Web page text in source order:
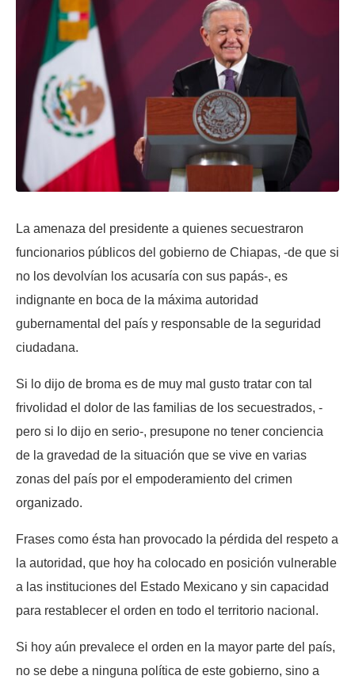
La amenaza del presidente a quienes secuestraron
funcionarios públicos del gobierno de Chiapas, -de que si
no los devolvían los acusaría con sus papás-, es
indignante en boca de la máxima autoridad
gubernamental del país y responsable de la seguridad
ciudadana.
Si lo dijo de broma es de muy mal gusto tratar con tal
frivolidad el dolor de las familias de los secuestrados, -
pero si lo dijo en serio-, presupone no tener conciencia
de la gravedad de la situación que se vive en varias
zonas del país por el empoderamiento del crimen
organizado.
Frases como ésta han provocado la pérdida del respeto a
la autoridad, que hoy ha colocado en posición vulnerable
a las instituciones del Estado Mexicano y sin capacidad
para restablecer el orden en todo el territorio nacional.
Si hoy aún prevalece el orden en la mayor parte del país,
no se debe a ninguna política de este gobierno, sino a